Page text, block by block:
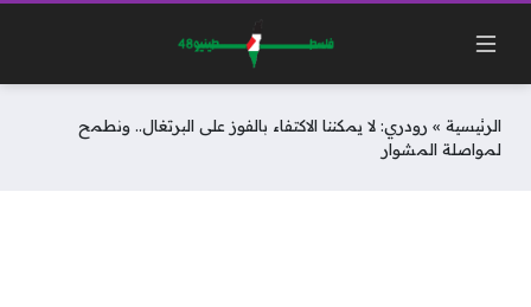
الرئيسية » رودري: لا يمكننا الاكتفاء بالفوز على البرتغال.. ونطمح
لمواصلة المشوار